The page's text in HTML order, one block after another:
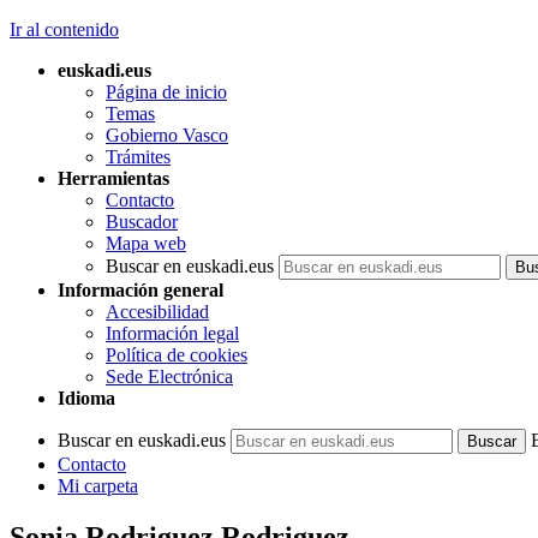
Ir al contenido
euskadi.eus
Página de inicio
Temas
Gobierno Vasco
Trámites
Herramientas
Contacto
Buscador
Mapa web
Buscar en euskadi.eus
Información general
Accesibilidad
Información legal
Política de cookies
Sede Electrónica
Idioma
Buscar en euskadi.eus
Contacto
Mi carpeta